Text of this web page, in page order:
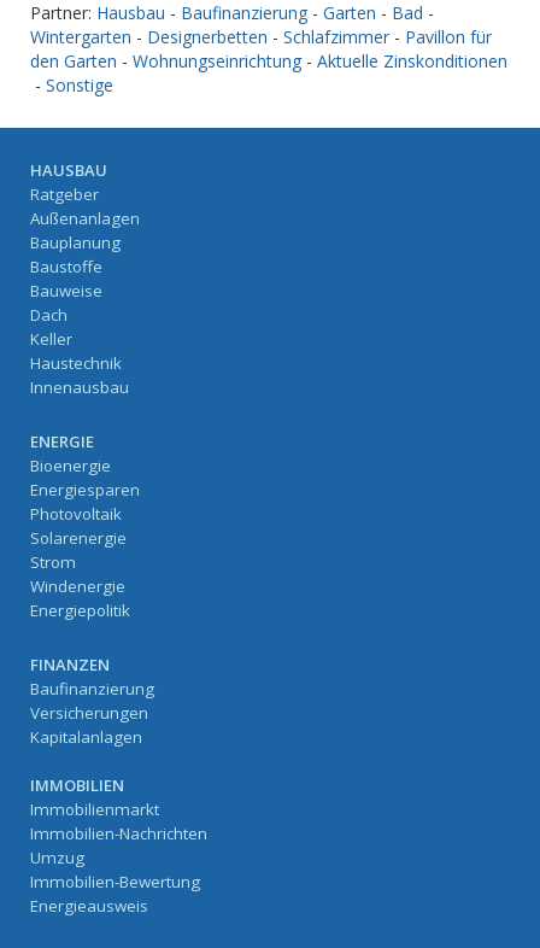
Partner: Hausbau - Baufinanzierung - Garten - Bad -
Wintergarten - Designerbetten - Schlafzimmer - Pavillon für
den Garten - Wohnungseinrichtung - Aktuelle Zinskonditionen
- Sonstige
HAUSBAU
Ratgeber
Außenanlagen
Bauplanung
Baustoffe
Bauweise
Dach
Keller
Haustechnik
Innenausbau
ENERGIE
Bioenergie
Energiesparen
Photovoltaik
Solarenergie
Strom
Windenergie
Energiepolitik
FINANZEN
Baufinanzierung
Versicherungen
Kapitalanlagen
IMMOBILIEN
Immobilienmarkt
Immobilien-Nachrichten
Umzug
Immobilien-Bewertung
Energieausweis